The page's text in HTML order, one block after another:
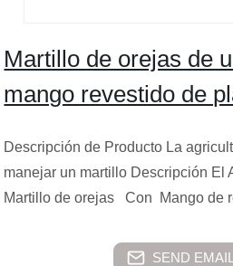
Martillo de orejas de
mango revestido de
Descripción de Producto La
manejar un martillo Descripción El
Martillo de orejas Con Mango de
SEND